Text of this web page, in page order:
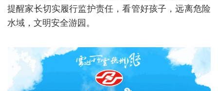
提醒家长切实履行监护责任，看管好孩子，远离危险
水域，文明安全游园。